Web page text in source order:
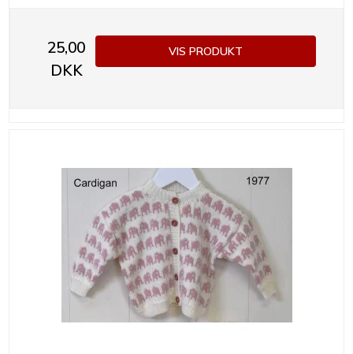
25,00
DKK
VIS PRODUKT